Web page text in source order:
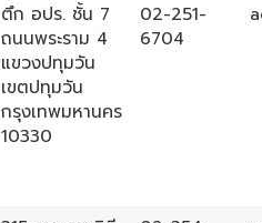
ตึก อปร. ชั้น 7
ถนนพระราม 4
แขวงปทุมวัน
เขตปทุมวัน
กรุงเทพมหานคร
10330
02-251-
6704